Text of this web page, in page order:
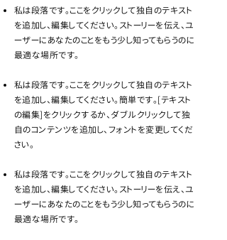
私は段落です。ここをクリックして独自のテキスト
を追加し、編集してください。ストーリーを伝え、ユ
ーザーにあなたのことをもう少し知ってもらうのに
最適な場所です。
私は段落です。ここをクリックして独自のテキスト
を追加し、編集してください。簡単です。[テキスト
の編集]をクリックするか、ダブルクリックして独
自のコンテンツを追加し、フォントを変更してくだ
さい。
私は段落です。ここをクリックして独自のテキスト
を追加し、編集してください。ストーリーを伝え、ユ
ーザーにあなたのことをもう少し知ってもらうのに
最適な場所です。